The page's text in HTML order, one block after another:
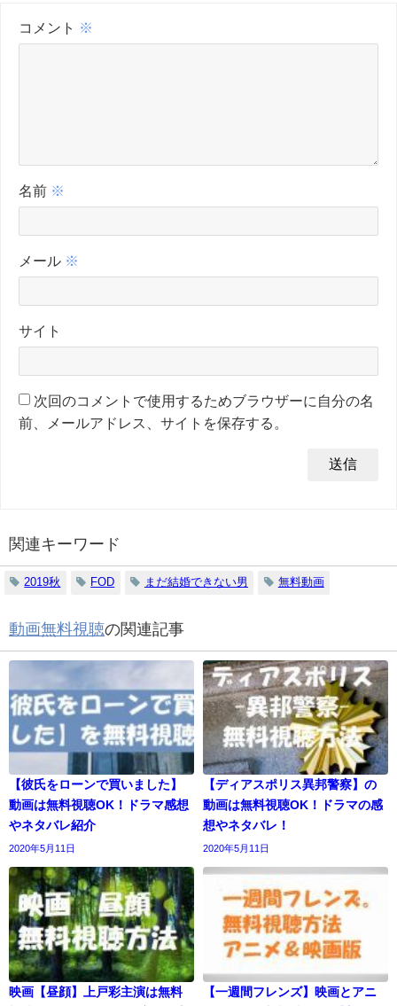
コメント ※
名前 ※
メール ※
サイト
次回のコメントで使用するためブラウザーに自分の名
前、メールアドレス、サイトを保存する。
関連キーワード
2019秋 FOD まだ結婚できない男 無料動画
動画無料視聴の関連記事
【彼氏をローンで買いました】
動画は無料視聴OK！ドラマ感想
やネタバレ紹介
2020年5月11日
【ディアスポリス異邦警察】の
動画は無料視聴OK！ドラマの感
想やネタバレ！
2020年5月11日
映画【昼顔】上戸彩主演は無料
【一週間フレンズ】映画とアニ